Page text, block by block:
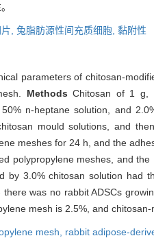
, 兔脂肪源性间充质细胞, 黏附性
parameters of chitosan-
Methods Chitosan of 1 g,
n-heptane solution, and
mould solutions, and
meshes for 24 h, and the
polypropylene meshes, and
by 3.0% chitosan solution had
there was no rabbit ADSCs
mesh is 2.5%, and
mesh, rabbit adipose-